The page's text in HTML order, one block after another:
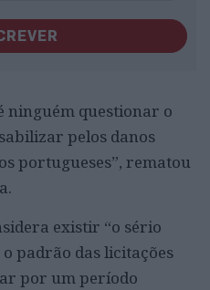
ninguém questionar o
pelos danos
portugueses”, rematou
existir “o sério
padrão das licitações
por um período